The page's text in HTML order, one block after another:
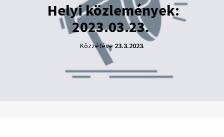
Helyi közlemények:
2023.03.23.
Közzétéve 23.3.2023.